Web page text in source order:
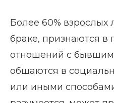
Более 60% взрослых
браке, признаются
отношений с
общаются в
или иными